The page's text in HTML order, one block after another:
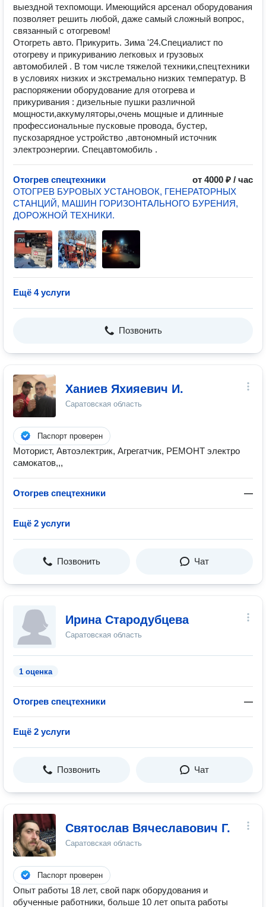
выездной техпомощи. Имеющийся арсенал оборудования
позволяет решить любой, даже самый сложный вопрос,
связанный с отогревом!
Отогреть авто. Прикурить. Зима '24.Специалист по
отогреву и прикуриванию легковых и грузовых
автомобилей . В том числе тяжелой техники,спецтехники
в условиях низких и экстремально низких температур. В
распоряжении оборудование для отогрева и
прикуривания : дизельные пушки различной
мощности,аккумуляторы,очень мощные и длинные
профессиональные пусковые провода, бустер,
пускозарядное устройство ,автономный источник
электроэнергии. Спецавтомобиль .
Отогрев спецтехники
от 4000 ₽ / час
ОТОГРЕВ БУРОВЫХ УСТАНОВОК, ГЕНЕРАТОРНЫХ
СТАНЦИЙ, МАШИН ГОРИЗОНТАЛЬНОГО БУРЕНИЯ,
ДОРОЖНОЙ ТЕХНИКИ.
Ещё 4 услуги
Позвонить
Ханиев Яхияевич И.
Саратовская область
Паспорт проверен
Моторист, Автоэлектрик, Агрегатчик, РЕМОНТ электро
самокатов,,,
Отогрев спецтехники —
Ещё 2 услуги
Позвонить Чат
Ирина Стародубцева
Саратовская область
1 оценка
Отогрев спецтехники —
Ещё 2 услуги
Позвонить Чат
Святослав Вячеславович Г.
Саратовская область
Паспорт проверен
Опыт работы 18 лет, свой парк оборудования и
обученные работники, больше 10 лет опыта работы